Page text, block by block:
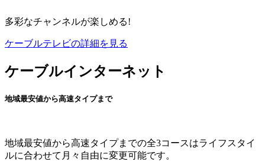
多彩なチャンネルが楽しめる!
ケーブルテレビの詳細を見る
ケーブルインターネット
地域最安値から高速タイプまで
地域最安値から高速タイプまでの全3コースはライフスタイ
ルに合わせて月々自由に変更可能です。